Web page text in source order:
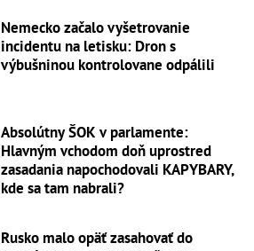
Nemecko začalo vyšetrovanie
incidentu na letisku: Dron s
výbušninou kontrolovane odpálili
Absolútny ŠOK v parlamente:
Hlavným vchodom doň uprostred
zasadania napochodovali KAPYBARY,
kde sa tam nabrali?
Rusko malo opäť zasahovať do